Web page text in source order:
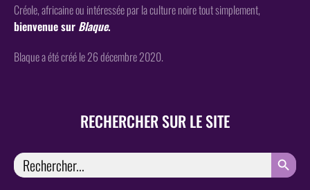
Créole, africaine ou intéressée par la culture noire tout simplement,
bienvenue sur Blaque.
Blaque a été créé le 26 décembre 2020.
RECHERCHER SUR LE SITE
Search
for:
SEARCH